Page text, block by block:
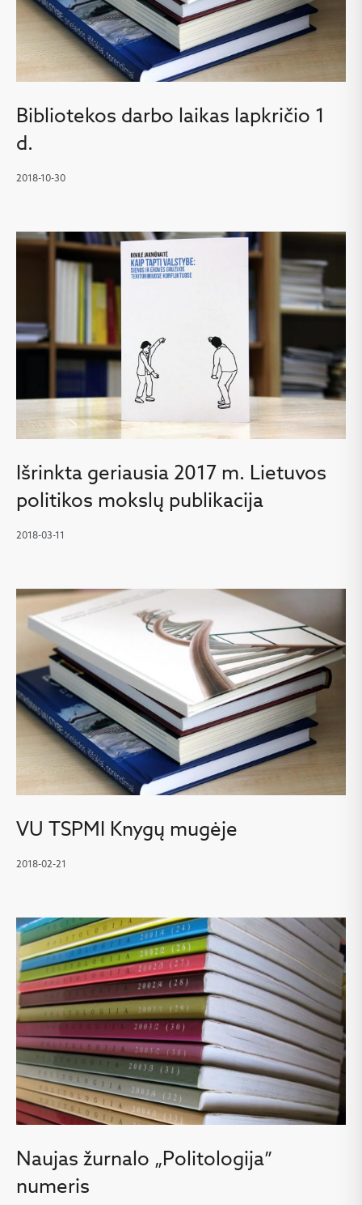
Bibliotekos darbo laikas lapkričio 1
d.
2018-10-30
Išrinkta geriausia 2017 m. Lietuvos
politikos mokslų publikacija
2018-03-11
VU TSPMI Knygų mugėje
2018-02-21
Naujas žurnalo „Politologija”
numeris